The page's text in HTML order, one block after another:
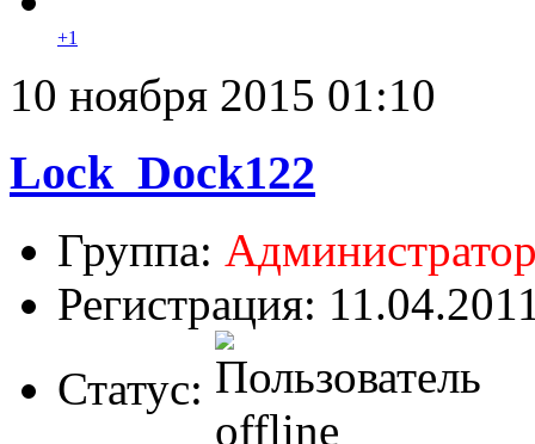
+1
10 ноября 2015 01:10
Lock_Dock122
Группа:
Регистрация:
Статус: